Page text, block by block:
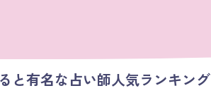
と有名な占い師人気ランキング